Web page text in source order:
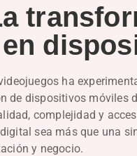
ha
de dispositivos móviles
complejidad y
sea más que una
y negocio.